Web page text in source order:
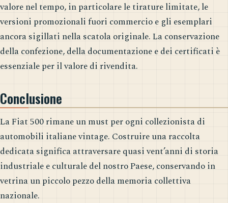
valore nel tempo, in particolare le tirature limitate, le
versioni promozionali fuori commercio e gli esemplari
ancora sigillati nella scatola originale. La conservazione
della confezione, della documentazione e dei certificati è
essenziale per il valore di rivendita.
Conclusione
La Fiat 500 rimane un must per ogni collezionista di
automobili italiane vintage. Costruire una raccolta
dedicata significa attraversare quasi vent’anni di storia
industriale e culturale del nostro Paese, conservando in
vetrina un piccolo pezzo della memoria collettiva
nazionale.